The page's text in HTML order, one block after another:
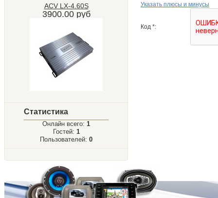
ACV LX-4.60S
3900.00 руб
Статистика
Онлайн всего: 1
Гостей: 1
Пользователей: 0
Указать плюсы и минусы
Код *: